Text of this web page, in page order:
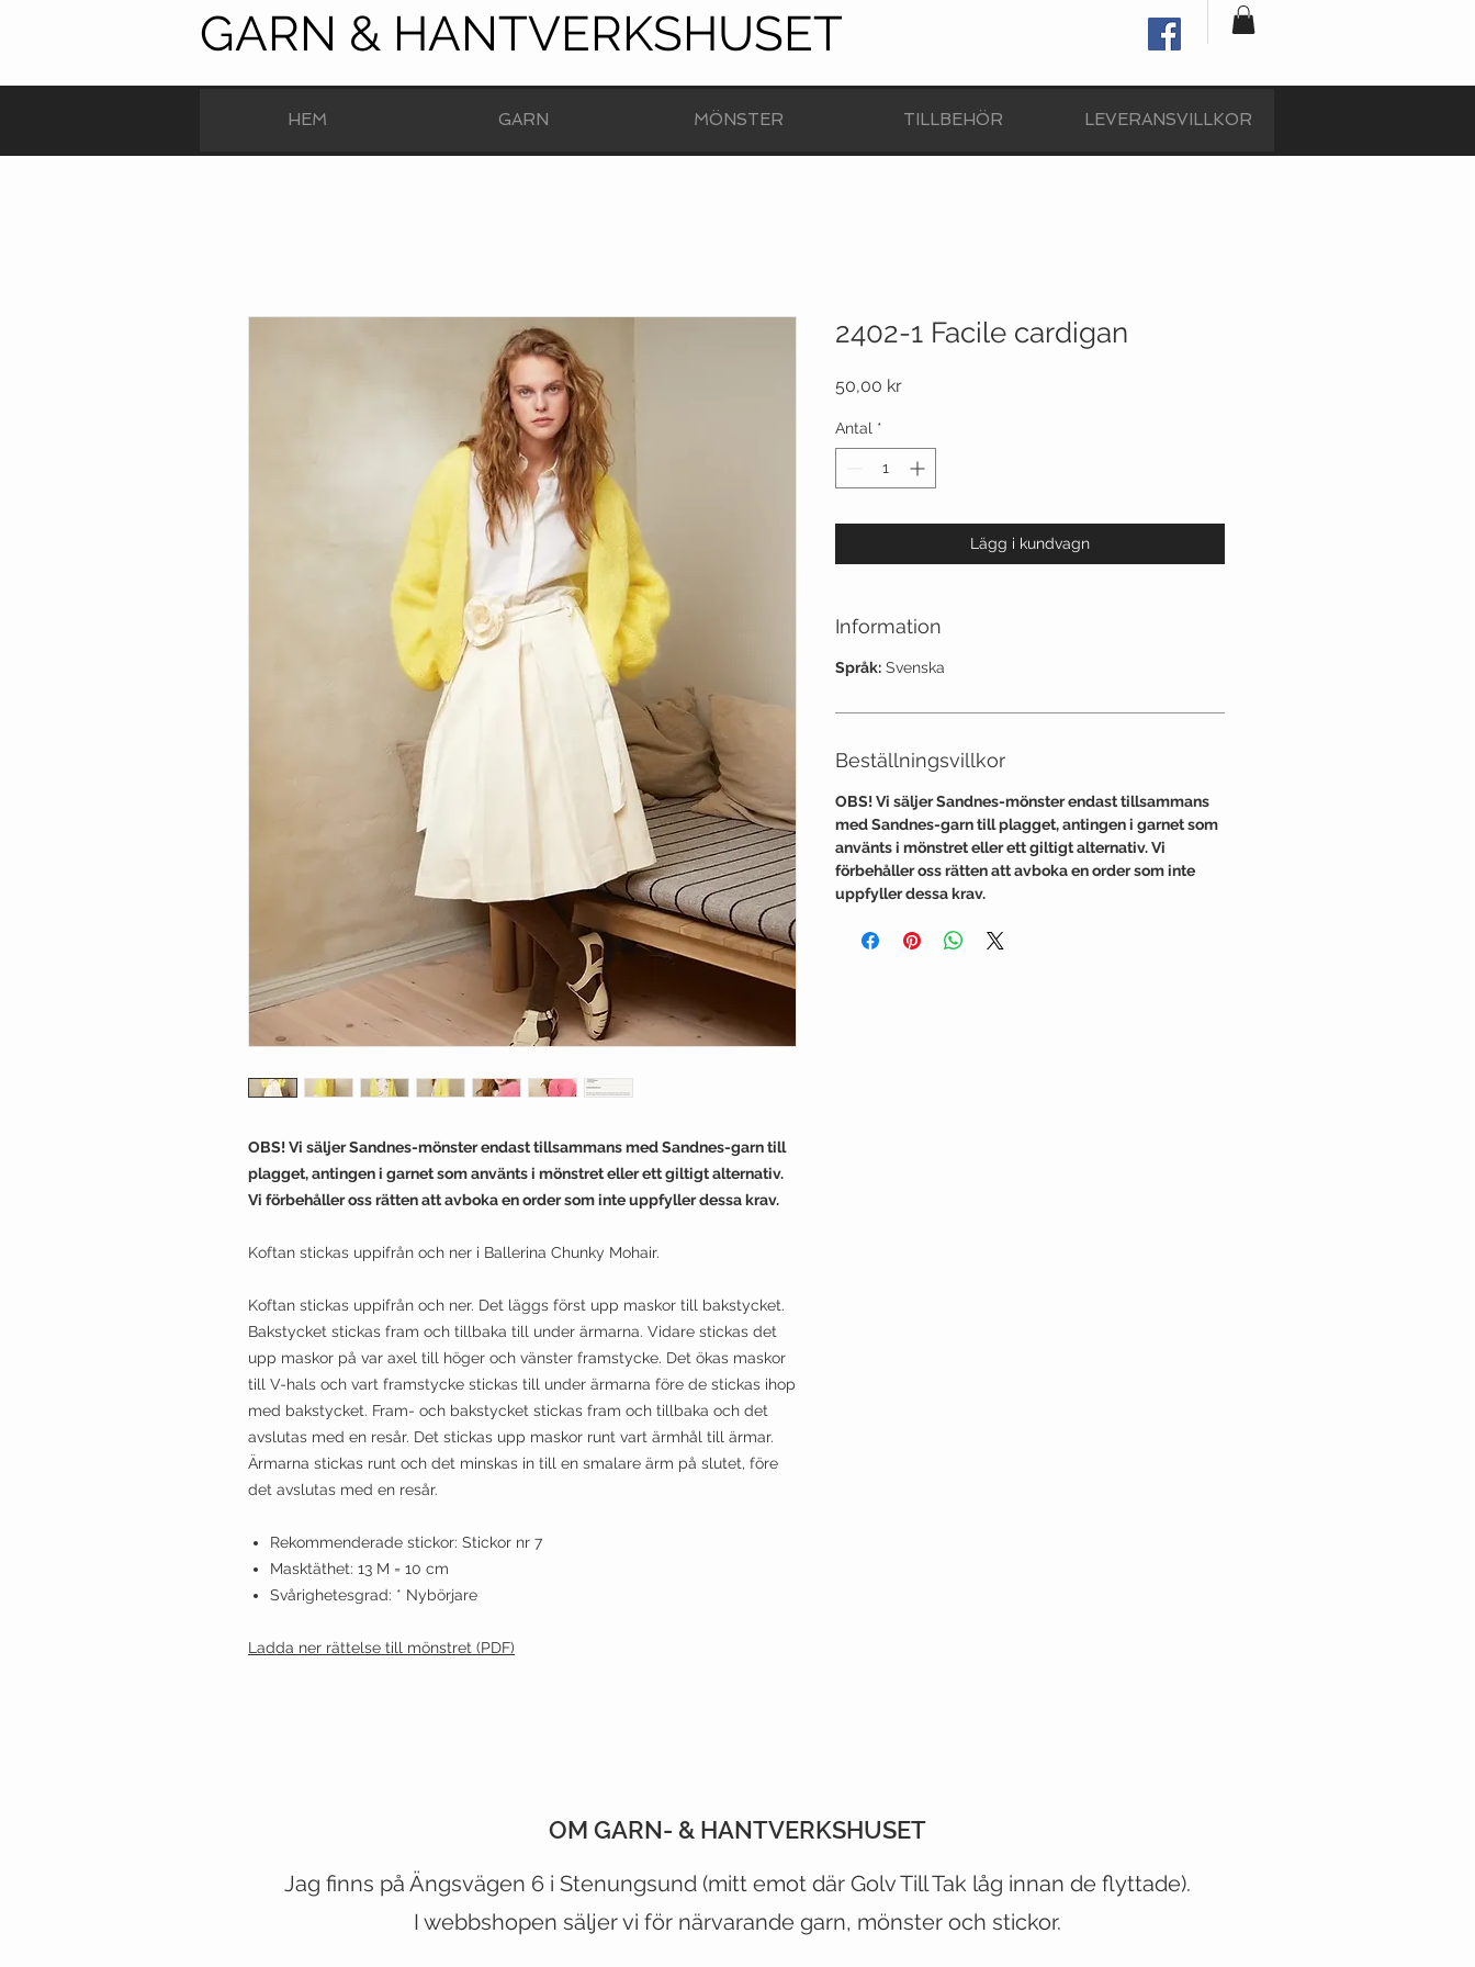
GARN & HANTVERKSHUSET
HEM GARN MÖNSTER TILLBEHÖR LEVERANSVILLKOR
​OBS! Vi säljer Sandnes-mönster endast tillsammans med Sandnes-garn till
plagget, antingen i garnet som använts i mönstret eller ett giltigt alternativ.
Vi förbehåller oss rätten att avboka en order som inte uppfyller dessa krav.
Koftan stickas uppifrån och ner i Ballerina Chunky Mohair.
Koftan stickas uppifrån och ner. Det läggs först upp maskor till bakstycket.
Bakstycket stickas fram och tillbaka till under ärmarna. Vidare stickas det
upp maskor på var axel till höger och vänster framstycke. Det ökas maskor
till V-hals och vart framstycke stickas till under ärmarna före de stickas ihop
med bakstycket. Fram- och bakstycket stickas fram och tillbaka och det
avslutas med en resår. Det stickas upp maskor runt vart ärmhål till ärmar.
Ärmarna stickas runt och det minskas in till en smalare ärm på slutet, före
det avslutas med en resår.
Rekommenderade stickor: Stickor nr 7
Masktäthet: 13 M = 10 cm
Svårighetesgrad: * Nybörjare
Ladda ner rättelse till mönstret (PDF)
2402-1 Facile cardigan
50,00 krPris
Antal *
Lägg i kundvagn
Information
Språk: Svenska
Beställningsvillkor
OBS! Vi säljer Sandnes-mönster endast tillsammans
med Sandnes-garn till plagget, antingen i garnet som
använts i mönstret eller ett giltigt alternativ. Vi
förbehåller oss rätten att avboka en order som inte
uppfyller dessa krav.
CUSTOMER CARE
Shipping Policy >
VESTE
VIST OUR STORE
500 Terry Francois Street
OM GARN- & HANTVERKSHUSET
Jag finns på Ängsvägen 6 i Stenungsund (mitt emot där Golv Till Tak låg innan de flyttade).
I webbshopen säljer vi för närvarande garn, mönster och stickor.